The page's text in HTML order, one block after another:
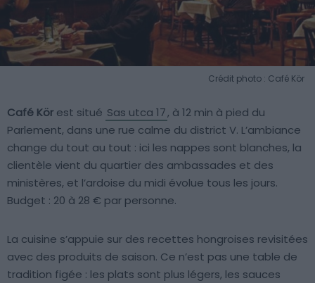
Crédit photo : Café Kör
Café Kör est situé Sas utca 17, à 12 min à pied du
Parlement, dans une rue calme du district V. L’ambiance
change du tout au tout : ici les nappes sont blanches, la
clientèle vient du quartier des ambassades et des
ministères, et l’ardoise du midi évolue tous les jours.
Budget : 20 à 28 € par personne.
La cuisine s’appuie sur des recettes hongroises revisitées
avec des produits de saison. Ce n’est pas une table de
tradition figée : les plats sont plus légers, les sauces